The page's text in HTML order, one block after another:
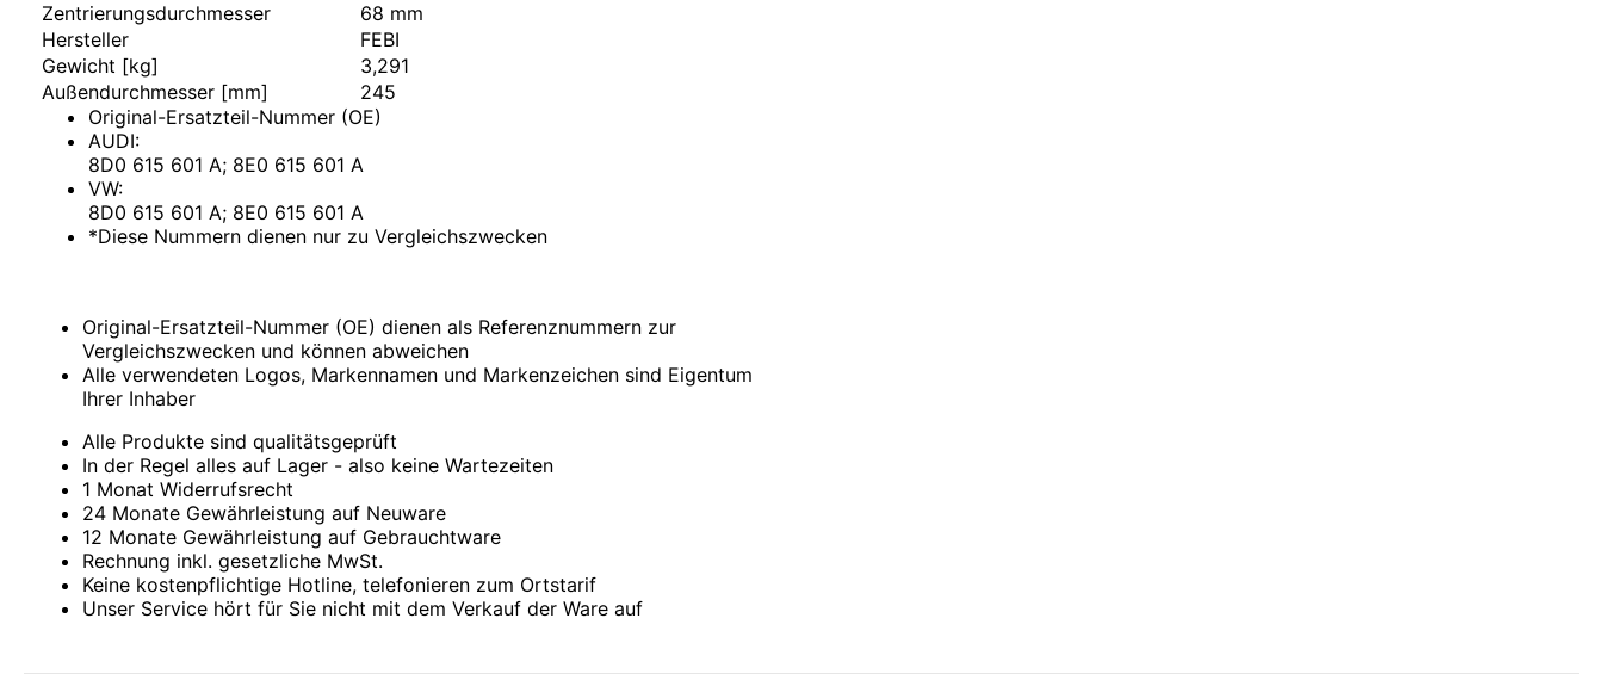
Daewoo
Daihatsu
Donkervoort
DS
Ebro
Effedi
Elaris
Ford
FORD USA
Freightliner
GAC NE
GAZ
Zentrierungsdurchmesser
68 mm
Hersteller
FEBI
Gewicht [kg]
3,291
Außendurchmesser [mm]
245
Original-Ersatzteil-Nummer (OE)
AUDI:
8D0 615 601 A; 8E0 615 601 A
VW:
8D0 615 601 A; 8E0 615 601 A
*Diese Nummern dienen nur zu Vergleichszwecken
Original-Ersatzteil-Nummer (OE) dienen als Referenznummern zur
Vergleichszwecken und können abweichen
Alle verwendeten Logos, Markennamen und Markenzeichen sind Eigentum
Ihrer Inhaber
Alle Produkte sind qualitätsgeprüft
In der Regel alles auf Lager - also keine Wartezeiten
1 Monat Widerrufsrecht
24 Monate Gewährleistung auf Neuware
12 Monate Gewährleistung auf Gebrauchtware
Rechnung inkl. gesetzliche MwSt.
Keine kostenpflichtige Hotline, telefonieren zum Ortstarif
Unser Service hört für Sie nicht mit dem Verkauf der Ware auf